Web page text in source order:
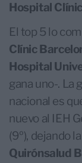
Hospital
El top 5 lo
Clínic
Hospital
gana uno-. La
nacional es
nuevo al IEH
(9º), dejando
Quirónsalud